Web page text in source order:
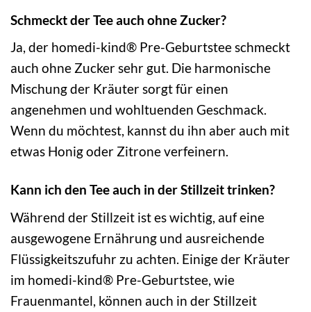
Schmeckt der Tee auch ohne Zucker?
Ja, der homedi-kind® Pre-Geburtstee schmeckt
auch ohne Zucker sehr gut. Die harmonische
Mischung der Kräuter sorgt für einen
angenehmen und wohltuenden Geschmack.
Wenn du möchtest, kannst du ihn aber auch mit
etwas Honig oder Zitrone verfeinern.
Kann ich den Tee auch in der Stillzeit trinken?
Während der Stillzeit ist es wichtig, auf eine
ausgewogene Ernährung und ausreichende
Flüssigkeitszufuhr zu achten. Einige der Kräuter
im homedi-kind® Pre-Geburtstee, wie
Frauenmantel, können auch in der Stillzeit